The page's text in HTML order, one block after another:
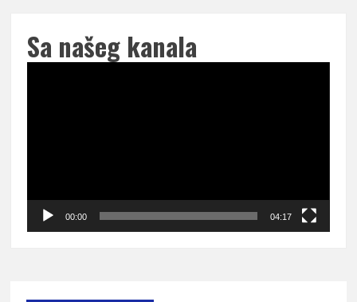
Sa našeg kanala
00:00 04:17